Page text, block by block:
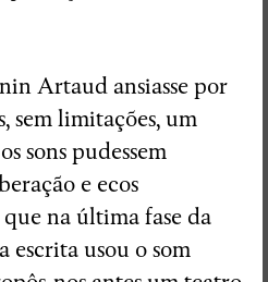
Artaud ansiasse por
sem limitações, um
sons pudessem
e ecos
na última fase da
escrita usou o som